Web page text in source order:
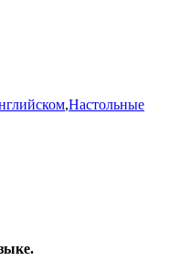
,Настольные